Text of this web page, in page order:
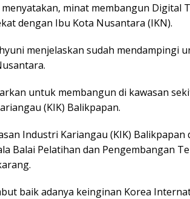
menyatakan, minat membangun Digital
dengan Ibu Kota Nusantara (IKN).
menjelaskan sudah mendampingi
untuk membangun di kawasan
(KIK) Balikpapan.
Industri Kariangau (KIK) Balikpapan
Balai Pelatihan dan Pengembangan
baik adanya keinginan Korea